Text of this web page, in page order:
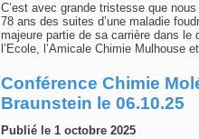
C’est avec grande tristesse que
78 ans des suites d’une maladie
majeure partie de sa carrière dans
l’Ecole, l’Amicale Chimie Mulhouse
Conférence Chimie
Braunstein le 06.10.25
Publié le 1 octobre 2025